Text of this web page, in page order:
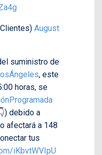
August
suministro de
, este
horas, se
debido a
afectará a 148
tus
iKbvtWVIpU